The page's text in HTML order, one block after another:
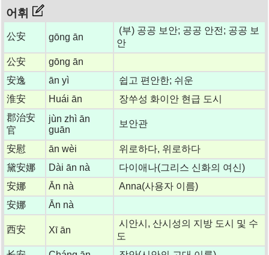
어휘
公安 gōng ān
(부) 공공 보안; 공공 안전; 공공 보
안
公安
gōng ān
安逸
ān yì
쉽고 편안한; 쉬운
淮安
Huái ān
장쑤성 화이안 현급 도시
郡治安
官
jùn zhì ān
guān
보안관
安慰 ān wèi
위로하다, 위로하다
黛安娜
Dài ān nà
다이애나(그리스 신화의 여신)
安娜
Ān nà
Anna(사용자 이름)
安娜
Ān nà
西安 Xī ān
시안시, 산시성의 지방 도시 및 수
도